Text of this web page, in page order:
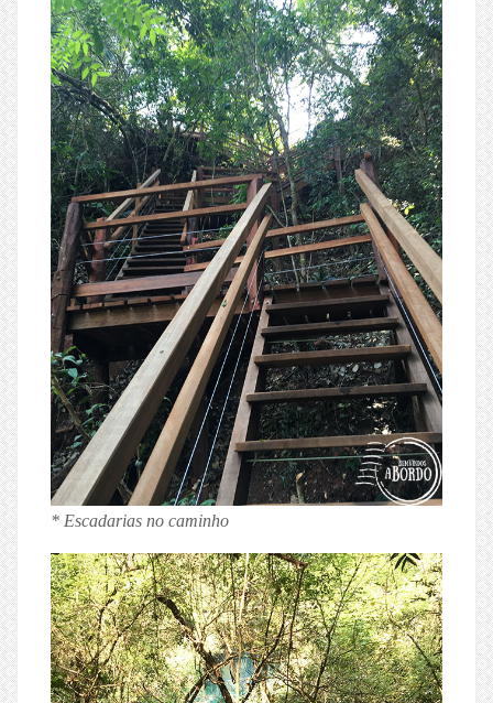
* Escadarias no caminho